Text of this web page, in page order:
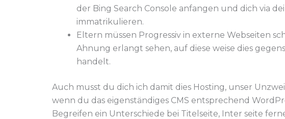
der Bing Search Console anfangen und dich via
immatrikulieren.
Eltern müssen Progressiv in externe Webseiten
Ahnung erlangt sehen, auf diese weise dies
handelt.
Auch musst du dich ich damit dies Hosting, unser
wenn du das eigenständiges CMS entsprechend
Begreifen ein Unterschiede bei Titelseite, Inter seite